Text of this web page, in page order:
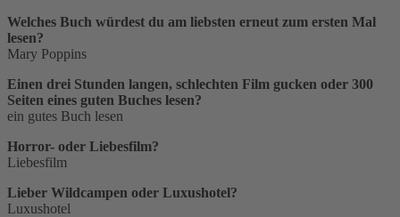
Welches Buch würdest du am liebsten erneut zum ersten Mal
lesen?
Mary Poppins
Einen drei Stunden langen, schlechten Film gucken oder 300
Seiten eines guten Buches lesen?
ein gutes Buch lesen
Horror- oder Liebesfilm?
Liebesfilm
Lieber Wildcampen oder Luxushotel?
Luxushotel